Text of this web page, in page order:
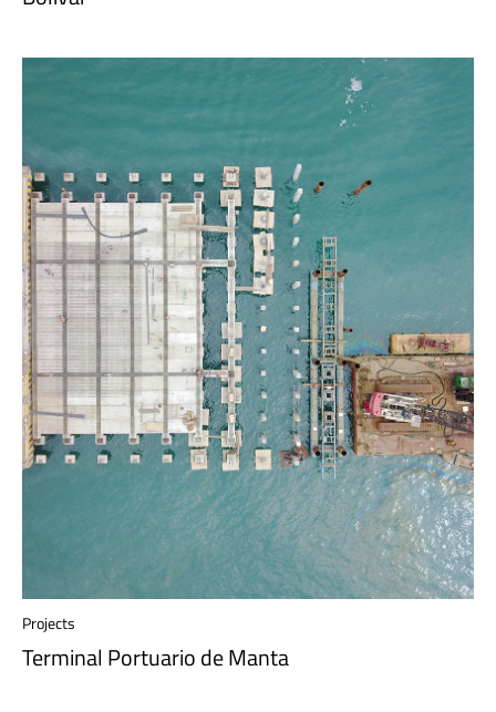
Projects
Terminal Portuario de Manta